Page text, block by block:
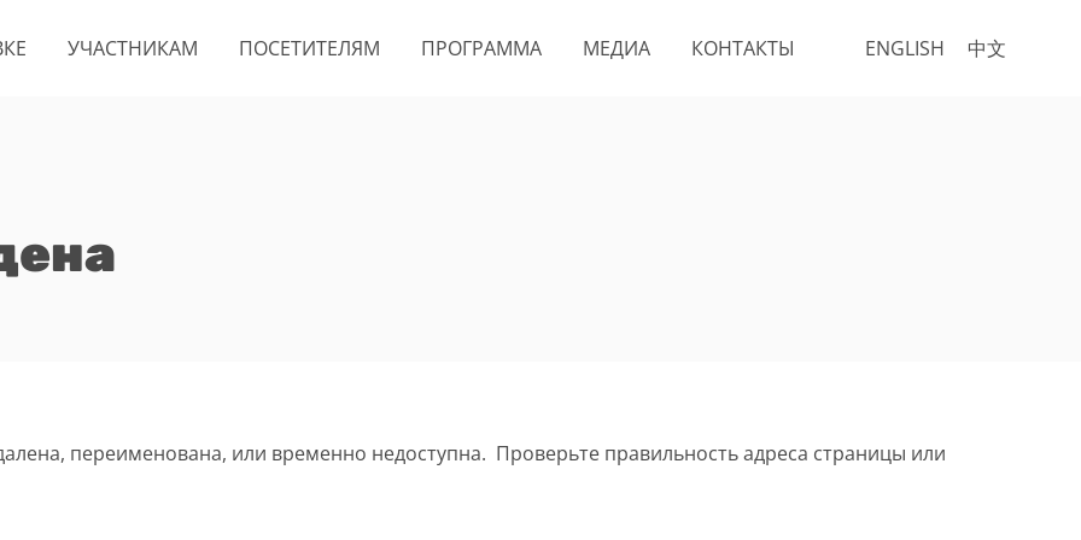
ENGLISH 中文
УЧАСТНИКАМ ПОСЕТИТЕЛЯМ ПРОГРАММА МЕДИА КОНТАКТЫ
переименована, или временно недоступна. Проверьте правильность адреса страницы или